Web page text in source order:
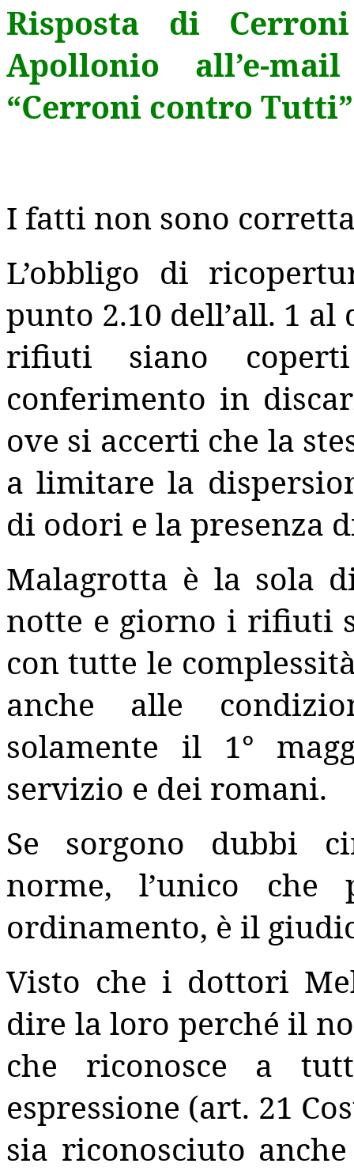
Risposta di
Apollonio all’e-
“Cerroni contro Tutti”
I fatti non sono
L’obbligo di
punto 2.10 dell’all. 1 al
rifiuti siano
conferimento in
ove si accerti che la
a limitare la
di odori e la presenza
Malagrotta è la sola
notte e giorno i rifiuti
con tutte le
anche alle
solamente il 1°
servizio e dei romani.
Se sorgono dubbi
norme, l’unico
ordinamento, è il
Visto che i dottori
dire la loro perché il
che riconosce a
espressione (art. 21
sia riconosciuto